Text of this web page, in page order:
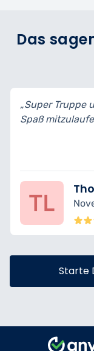
Das
„Super Truppe
Spaß
Starte